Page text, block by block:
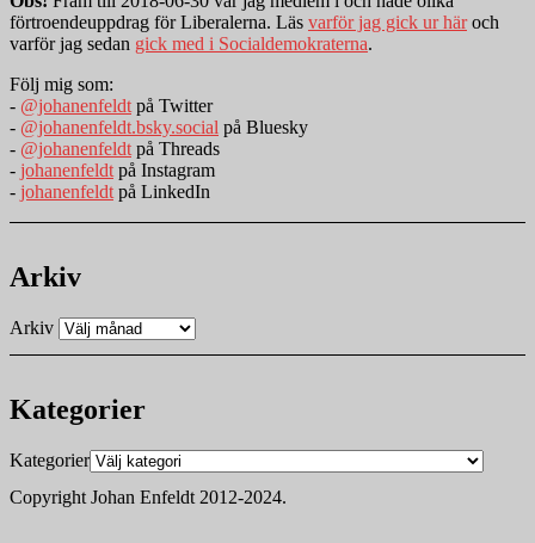
förtroendeuppdrag för Liberalerna. Läs varför jag gick ur häroch
varför jag sedan gick med i Socialdemokraterna.
Följ mig som:
- @johanenfeldt på Twitter
- @johanenfeldt.bsky.social på Bluesky
- @johanenfeldt på Threads
- johanenfeldt på Instagram
- johanenfeldt på LinkedIn
Arkiv
Arkiv
Kategorier
Kategorier
Copyright Johan Enfeldt 2012-2024.